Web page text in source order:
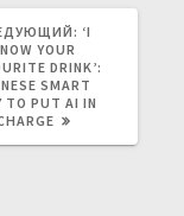
СЛЕДУЮЩАЯ
‘I
YOUR
DRINK’:
SMART
TO PUT AI IN